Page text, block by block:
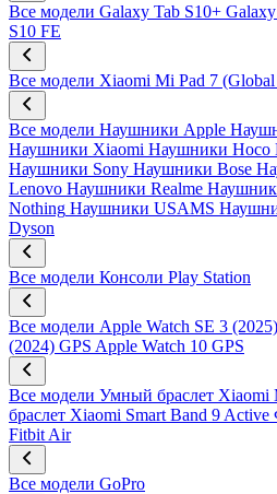
Все модели Galaxy Tab S10+
S10 FE
Все модели Xiaomi Mi Pad 7
Все модели Наушники Apple
Наушники Xiaomi Наушники Hoco
Наушники Sony Наушники Bose
Lenovo Наушники Realme
Nothing Наушники USAMS
Dyson
Все модели Консоли Play Station
Все модели Apple Watch SE 3
(2024) GPS Apple Watch 10 GPS
Все модели Умный браслет Xiaomi
браслет Xiaomi Smart Band 9 Active
Fitbit Air
Все модели GoPro